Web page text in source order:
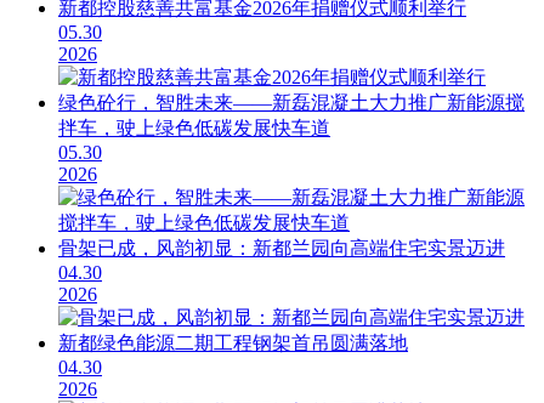
新都控股慈善共富基金2026年捐赠仪式顺利举行
05.30
2026
绿色砼行，智胜未来——新磊混凝土大力推广新能源搅
拌车，驶上绿色低碳发展快车道
05.30
2026
骨架已成，风韵初显：新都兰园向高端住宅实景迈进
04.30
2026
新都绿色能源二期工程钢架首吊圆满落地
04.30
2026